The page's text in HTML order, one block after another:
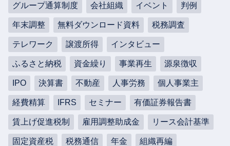
グループ通算制度 会社組織 イベント 判例
年末調整 無料ダウンロード資料 税務調査
テレワーク 譲渡所得 インタビュー
ふるさと納税 資金繰り 事業再生 源泉徴収
IPO 決算書 不動産 人事労務 個人事業主
経費精算 IFRS セミナー 有価証券報告書
賃上げ促進税制 雇用調整助成金 リース会計基準
固定資産税 税務通信 年金 組織再編